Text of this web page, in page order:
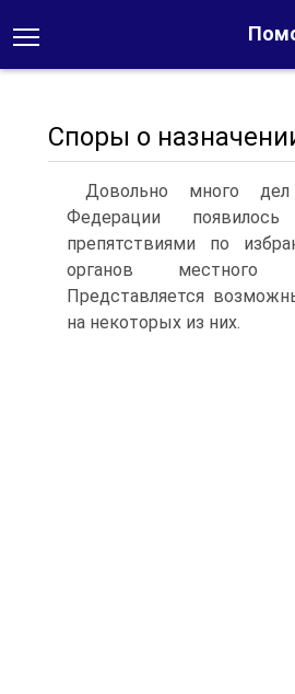
Споры о
Довольно много
Федерации
препятствиями по
органов местного
Представляется
на некоторых из них.